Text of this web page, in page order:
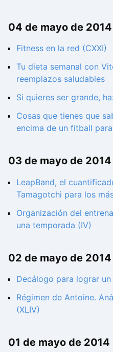
04 de mayo de 2014
Fitness en la red (CXXI)
Tu dieta semanal con
reemplazos saludables
Si quieres ser grande,
Cosas que tienes que
encima de un fitball
03 de mayo de 2014
LeapBand, el
Tamagotchi para los
Organización del
una temporada (IV)
02 de mayo de 2014
Decálogo para lograr
Régimen de Antoine.
(XLIV)
01 de mayo de 2014